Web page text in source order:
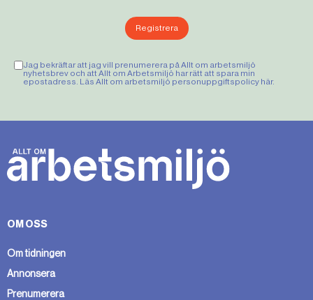
Registrera
Jag bekräftar att jag vill prenumerera på Allt om arbetsmiljö
nyhetsbrev och att Allt om Arbetsmiljö har rätt att spara min
epostadress. Läs Allt om arbetsmiljö personuppgiftspolicy här.
OM OSS
Om tidningen
Annonsera
Prenumerera